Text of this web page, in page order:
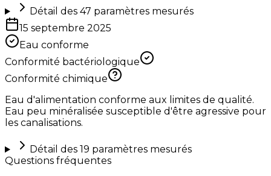
Détail des 47 paramètres mesurés
15 septembre 2025
Eau conforme
Conformité bactériologique
Conformité chimique
Eau d'alimentation conforme aux limites de qualité.
Eau peu minéralisée susceptible d'être agressive pour
les canalisations.
Détail des 19 paramètres mesurés
Questions fréquentes